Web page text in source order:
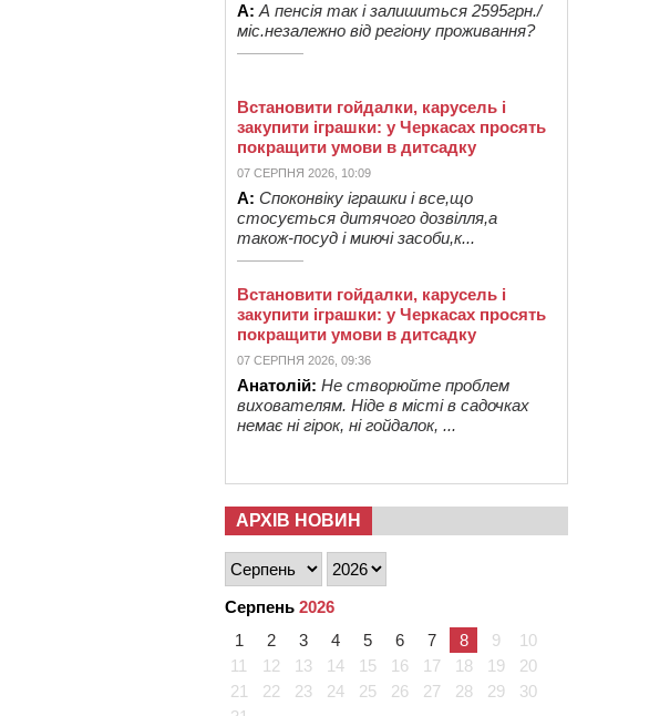
А: А пенсія так і залишиться 2595грн./
міс.незалежно від регіону проживання?
Встановити гойдалки, карусель і
закупити іграшки: у Черкасах просять
покращити умови в дитсадку
07 СЕРПНЯ 2026, 10:09
А: Споконвіку іграшки і все,що
стосується дитячого дозвілля,а
також-посуд і миючі засоби,к...
Встановити гойдалки, карусель і
закупити іграшки: у Черкасах просять
покращити умови в дитсадку
07 СЕРПНЯ 2026, 09:36
Анатолій: Не створюйте проблем
вихователям. Ніде в місті в садочках
немає ні гірок, ні гойдалок, ...
АРХІВ НОВИН
Серпень 2026
1
2 3 4 5 6 7 8 9
10
11
12 13 14 15 16 17 18 19
20
21
22 23 24 25 26 27 28 29
30